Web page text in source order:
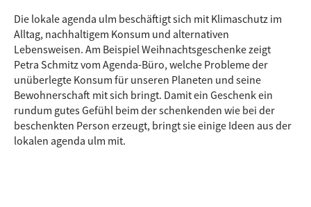
Die lokale agenda ulm beschäftigt sich mit Klimaschutz im
Alltag, nachhaltigem Konsum und alternativen
Lebensweisen. Am Beispiel Weihnachtsgeschenke zeigt
Petra Schmitz vom Agenda-Büro, welche Probleme der
unüberlegte Konsum für unseren Planeten und seine
Bewohnerschaft mit sich bringt. Damit ein Geschenk ein
rundum gutes Gefühl beim der schenkenden wie bei der
beschenkten Person erzeugt, bringt sie einige Ideen aus der
lokalen agenda ulm mit.